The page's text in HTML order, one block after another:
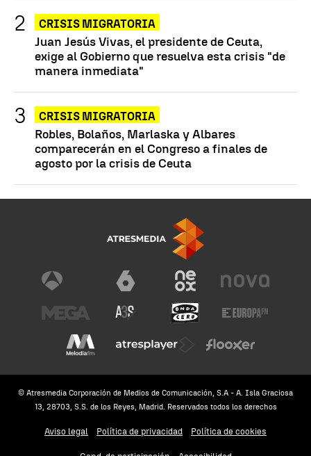
CRISIS MIGRATORIA
Juan Jesús Vivas, el presidente de Ceuta,
exige al Gobierno que resuelva esta crisis "de
manera inmediata"
CRISIS MIGRATORIA
Robles, Bolaños, Marlaska y Albares
comparecerán en el Congreso a finales de
agosto por la crisis de Ceuta
© Atresmedia Corporación de Medios de Comunicación, S.A - A. Isla Graciosa
13, 28703, S.S. de los Reyes, Madrid. Reservados todos los derechos
Aviso legal Política de privacidad Política de cookies